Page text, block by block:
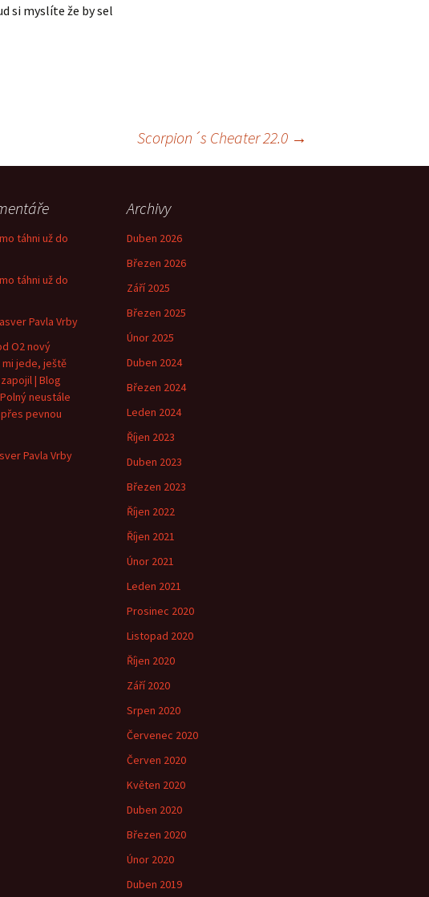
si myslíte že by sel
Scorpion´s Cheater 22.0 →
táhni už do
táhni už do
Pavla Vrby
O2 nový
jede, ještě
| Blog
neustále
pevnou
Pavla Vrby
Archivy
Duben 2026
Březen 2026
Září 2025
Březen 2025
Únor 2025
Duben 2024
Březen 2024
Leden 2024
Říjen 2023
Duben 2023
Březen 2023
Říjen 2022
Říjen 2021
Únor 2021
Leden 2021
Prosinec 2020
Listopad 2020
Říjen 2020
Září 2020
Srpen 2020
Červenec 2020
Červen 2020
Květen 2020
Duben 2020
Březen 2020
Únor 2020
Duben 2019